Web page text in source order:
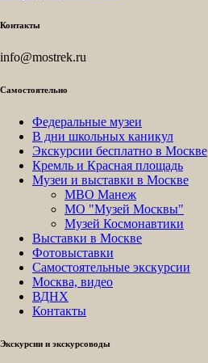
Контакты
info@mostrek.ru
Самостоятельно
Федеральные музеи
В дни школьных каникул
Экскурсии бесплатно в Москве
Кремль и Красная площадь
Музеи и выставки в Москве
МВО Манеж
МО "Музей Москвы"
Музей Космонавтики
Выставки в Москве
Фотовыставки
Самостоятельные экскурсии
Москва, видео
ВДНХ
Контакты
Экскурсии и экскурсоводы